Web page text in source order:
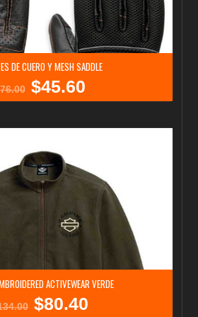
DE CUERO Y MESH SADDLE
76.00
El
$45.60El
ACTIVEWEAR VERDE
El
$80.40El